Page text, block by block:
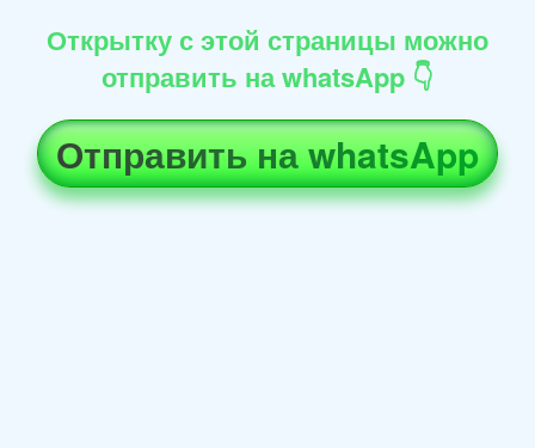
Открытку с этой страницы можно
отправить на whatsApp 👇
Отправить на whatsApp